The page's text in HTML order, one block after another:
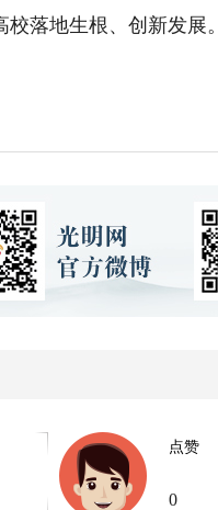
落地生根、创新发展。
点赞
0